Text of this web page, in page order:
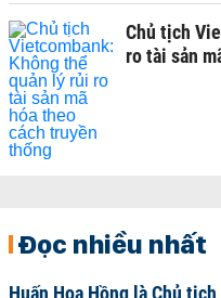
Chủ tịch
ro tài sản
Đọc nhiều nhất
Huấn Hoa Hồng là Chủ